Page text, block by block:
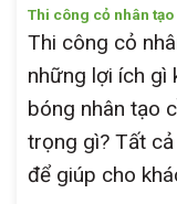
Thi công cỏ nhân
Thi công cỏ
những lợi ích gì
bóng nhân tạo
trọng gì? Tất
để giúp cho